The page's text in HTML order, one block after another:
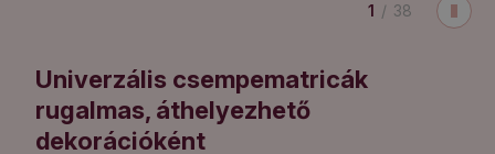
1 / 38
Univerzális csempematricák
rugalmas, áthelyezhető
dekorációként